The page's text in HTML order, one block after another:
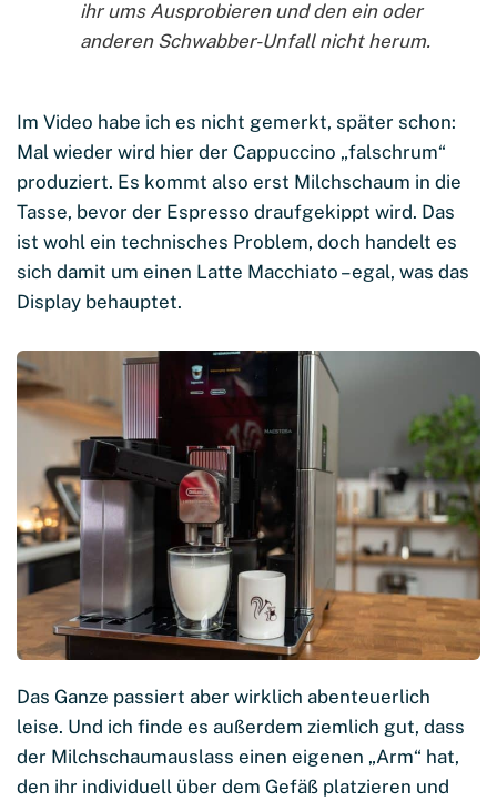
ihr ums Ausprobieren und den ein oder
anderen Schwabber-Unfall nicht herum.
Im Video habe ich es nicht gemerkt, später schon:
Mal wieder wird hier der Cappuccino „falschrum“
produziert. Es kommt also erst Milchschaum in die
Tasse, bevor der Espresso draufgekippt wird. Das
ist wohl ein technisches Problem, doch handelt es
sich damit um einen Latte Macchiato – egal, was das
Display behauptet.
Das Ganze passiert aber wirklich abenteuerlich
leise. Und ich finde es außerdem ziemlich gut, dass
der Milchschaumauslass einen eigenen „Arm“ hat,
den ihr individuell über dem Gefäß platzieren und